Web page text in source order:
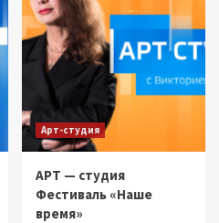
Арт-студия
АРТ — студия
Фестиваль «Наше
время»